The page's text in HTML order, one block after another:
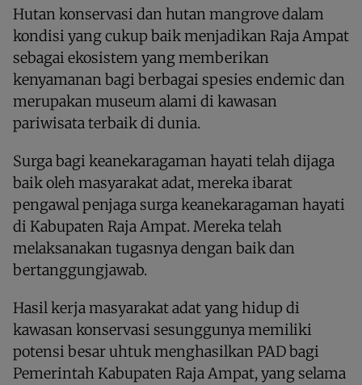
Hutan konservasi dan hutan mangrove dalam
kondisi yang cukup baik menjadikan Raja Ampat
sebagai ekosistem yang memberikan
kenyamanan bagi berbagai spesies endemic dan
merupakan museum alami di kawasan
pariwisata terbaik di dunia.
Surga bagi keanekaragaman hayati telah dijaga
baik oleh masyarakat adat, mereka ibarat
pengawal penjaga surga keanekaragaman hayati
di Kabupaten Raja Ampat. Mereka telah
melaksanakan tugasnya dengan baik dan
bertanggungjawab.
Hasil kerja masyarakat adat yang hidup di
kawasan konservasi sesunggunya memiliki
potensi besar uhtuk menghasilkan PAD bagi
Pemerintah Kabupaten Raja Ampat, yang selama